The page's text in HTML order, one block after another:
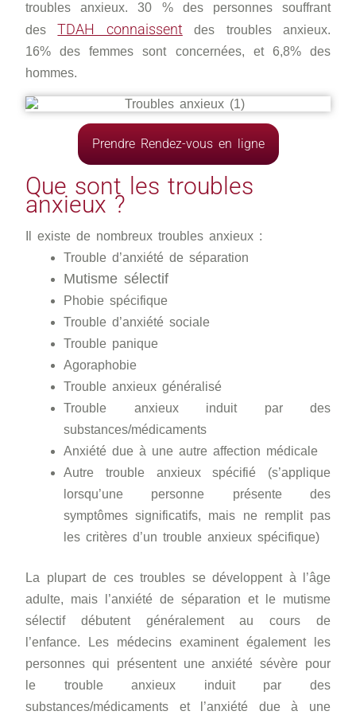
troubles anxieux. 30 % des personnes souffrant
des TDAH connaissent des troubles anxieux.
16% des femmes sont concernées, et 6,8% des
hommes.
Prendre Rendez-vous en ligne
Que sont les troubles
anxieux ?
Il existe de nombreux troubles anxieux :
Trouble d’anxiété de séparation
Mutisme sélectif
Phobie spécifique
Trouble d’anxiété sociale
Trouble panique
Agoraphobie
Trouble anxieux généralisé
Trouble anxieux induit par des
substances/médicaments
Anxiété due à une autre affection médicale
Autre trouble anxieux spécifié (s’applique
lorsqu’une personne présente des
symptômes significatifs, mais ne remplit pas
les critères d’un trouble anxieux spécifique)
La plupart de ces troubles se développent à l’âge
adulte, mais l’anxiété de séparation et le mutisme
sélectif débutent généralement au cours de
l’enfance. Les médecins examinent également les
personnes qui présentent une anxiété sévère pour
le trouble anxieux induit par des
substances/médicaments et l’anxiété due à une